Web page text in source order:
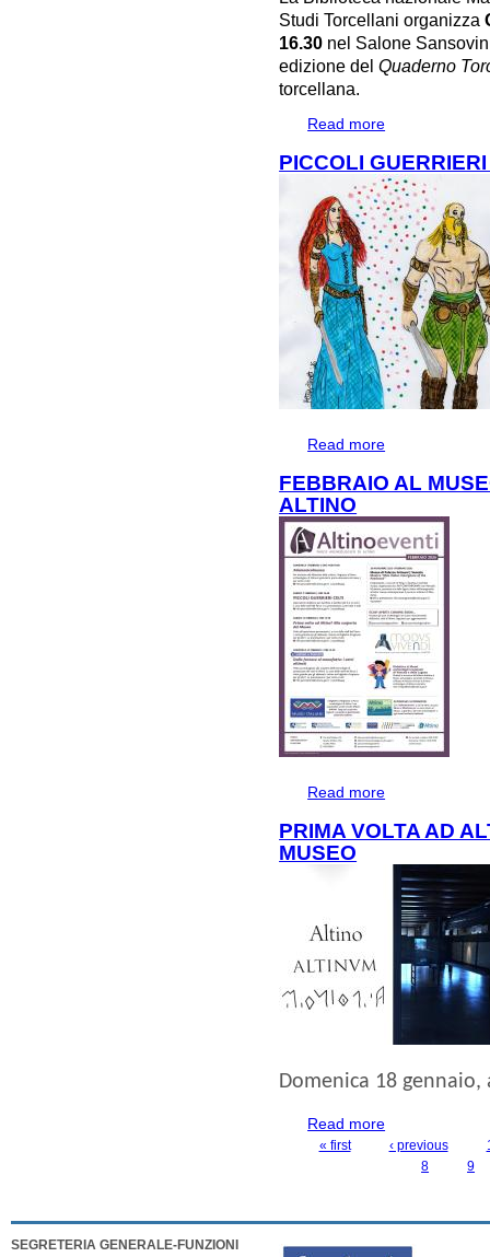
Studi Torcellani organizza
16.30 nel Salone
edizione delQuaderno
torcellana.
Read more
PICCOLI
Read more
FEBBRAIO AL
ALTINO
Read more
PRIMA VOLTA AD
MUSEO
Domenica 18 gennaio,
Read more
« first ‹ previous
8
9
SEGRETERIA GENERALE-FUNZIONI